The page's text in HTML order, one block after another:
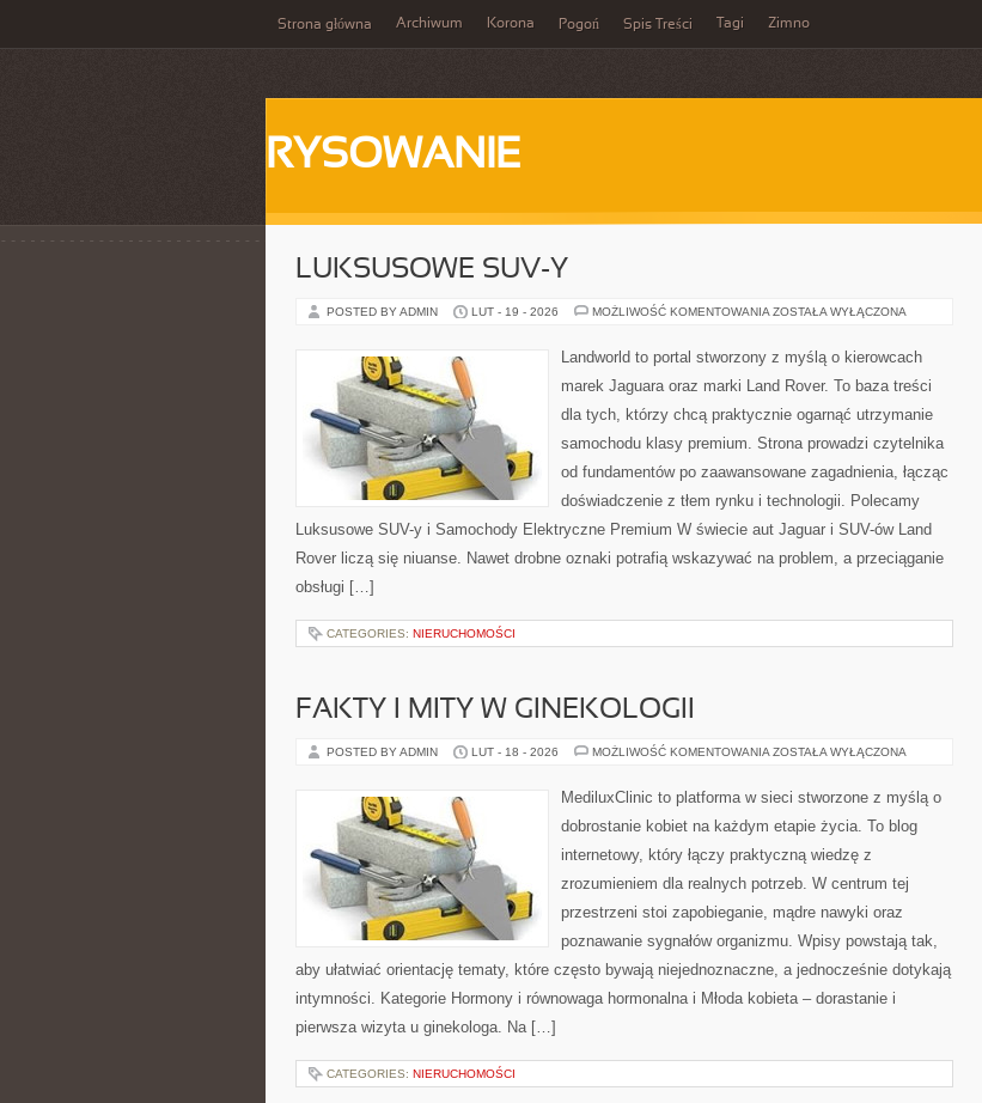
Strona główna Archiwum Korona Pogoń Spis Treści Tagi Zimno
RYSOWANIE
LUKSUSOWE SUV-Y
POSTED BY ADMIN LUT - 19 - 2026 MOŻLIWOŚĆ KOMENTOWANIA LUKSUSOWE
ZOSTAŁA WYŁĄCZONA
Landworld to portal stworzony z myślą o kierowcach
marek Jaguara oraz marki Land Rover. To baza treści
dla tych, którzy chcą praktycznie ogarnąć utrzymanie
samochodu klasy premium. Strona prowadzi czytelnika
od fundamentów po zaawansowane zagadnienia, łącząc
doświadczenie z tłem rynku i technologii. Polecamy
Luksusowe SUV-y i Samochody Elektryczne Premium W świecie aut Jaguar i SUV-ów Land
Rover liczą się niuanse. Nawet drobne oznaki potrafią wskazywać na problem, a przeciąganie
obsługi […]
CATEGORIES: NIERUCHOMOŚCI
FAKTY I MITY W GINEKOLOGII
POSTED BY ADMIN LUT - 18 - 2026 MOŻLIWOŚĆ KOMENTOWANIA FAKTY
GINEKOLOGII
ZOSTAŁA WYŁĄCZONA
MediluxClinic to platforma w sieci stworzone z myślą o
dobrostanie kobiet na każdym etapie życia. To blog
internetowy, który łączy praktyczną wiedzę z
zrozumieniem dla realnych potrzeb. W centrum tej
przestrzeni stoi zapobieganie, mądre nawyki oraz
poznawanie sygnałów organizmu. Wpisy powstają tak,
aby ułatwiać orientację tematy, które często bywają niejednoznaczne, a jednocześnie dotykają
intymności. Kategorie Hormony i równowaga hormonalna i Młoda kobieta – dorastanie i
pierwsza wizyta u ginekologa. Na […]
CATEGORIES: NIERUCHOMOŚCI